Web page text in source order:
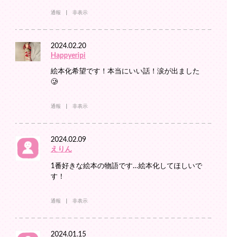
通報 非表示
2024.02.20
Happyeripi
絵本化希望です！本当にいい話！涙が出ました
🥲
通報 非表示
2024.02.09
えりん
1番好きな絵本の物語です…絵本化してほしいで
す！
通報 非表示
2024.01.15